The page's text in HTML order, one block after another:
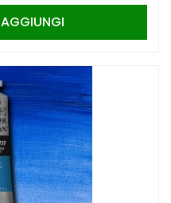
AGGIUNGI